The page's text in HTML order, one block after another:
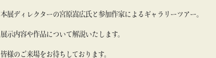
本展ディレクターの宮原嵩広氏と参加作家によるギャラリーツアー。
展示内容や作品について解説いたします。
皆様のご来場をお待ちしております。